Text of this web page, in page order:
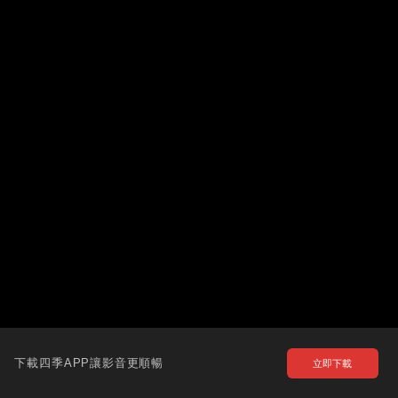
下載四季APP讓影音更順暢 立即下載